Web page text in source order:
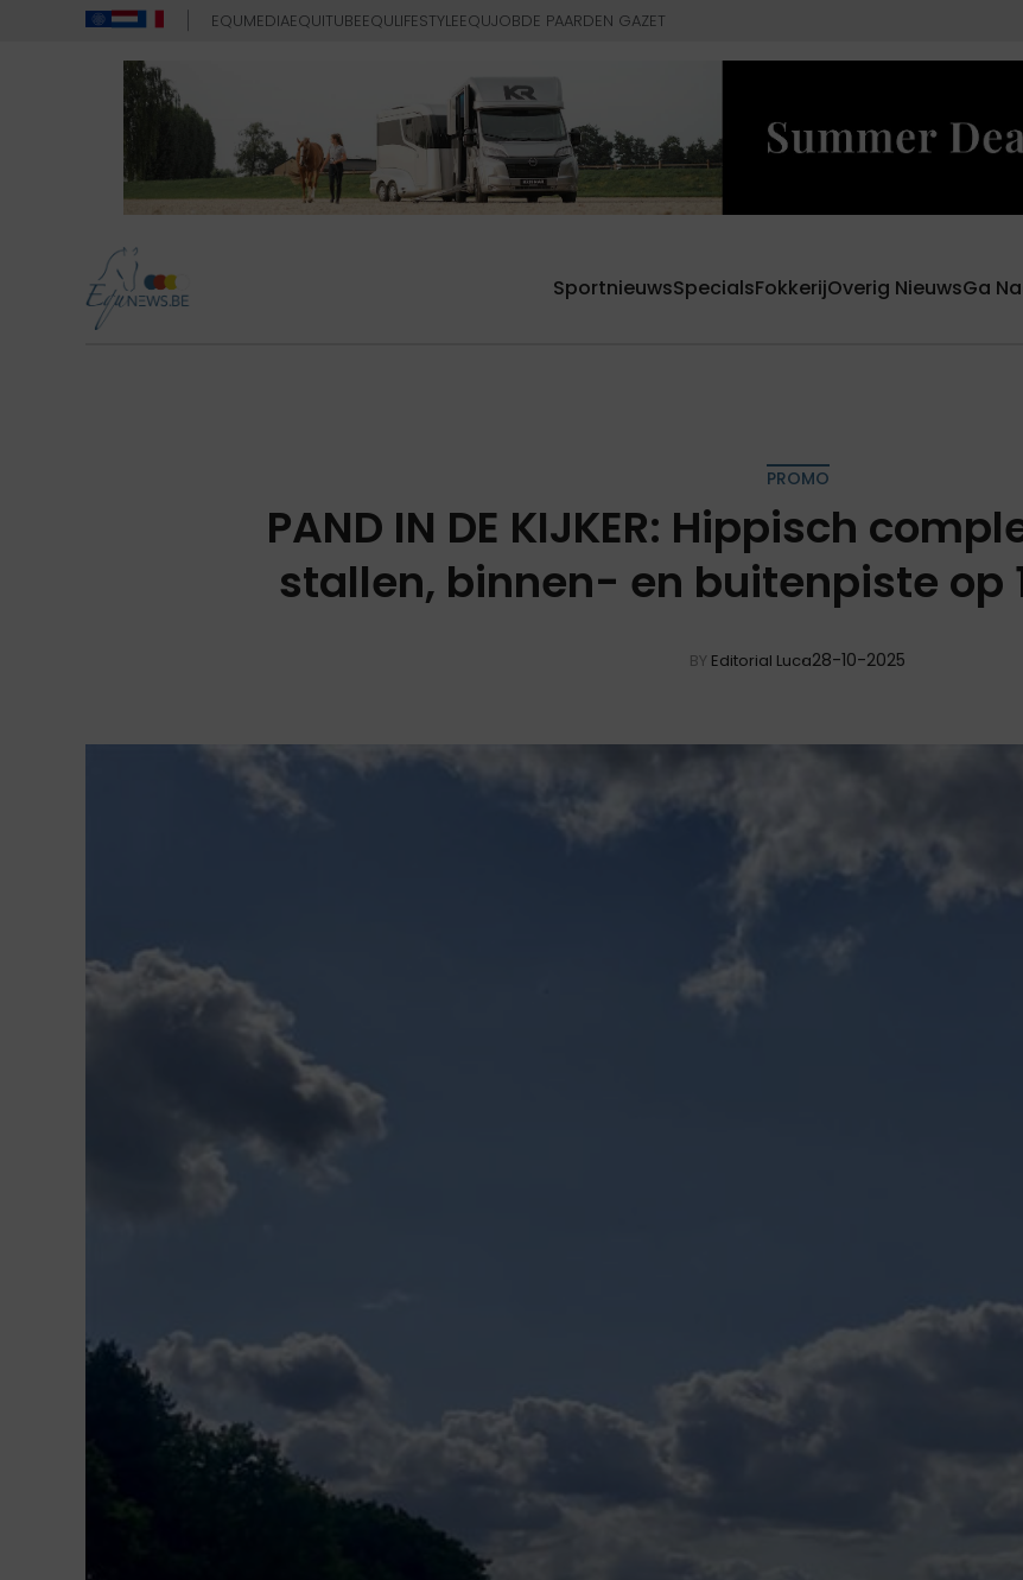
EQUMEDIAEQUITUBEEQULIFESTYLEEQUJOBDE PAARDEN GAZET
SportnieuwsSpecialsFokkerijOverig NieuwsGa
PROMO
PAND IN DE KIJKER: Hippisch
stallen, binnen- en buitenpiste op
BY Editorial Luca28-10-2025